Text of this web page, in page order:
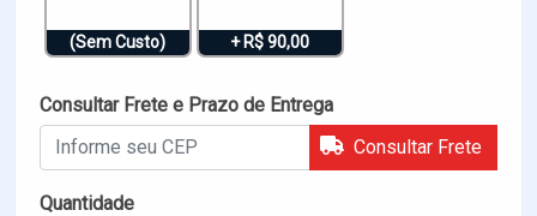
(Sem Custo) + R$ 90,00
Consultar Frete e Prazo de Entrega
Consultar Frete
Quantidade